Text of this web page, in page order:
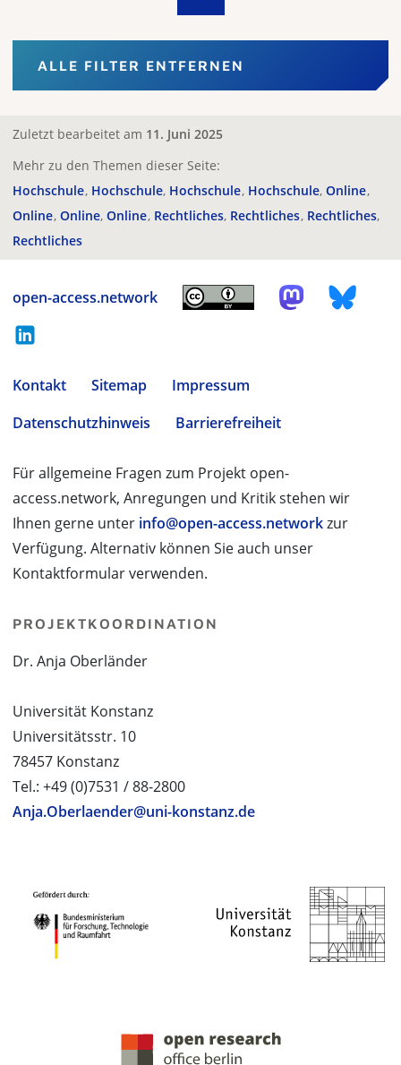
ALLE FILTER ENTFERNEN
Zuletzt bearbeitet am 11. Juni 2025
Mehr zu den Themen dieser Seite:
Hochschule Hochschule Hochschule Hochschule Online
Online Online Online Rechtliches Rechtliches Rechtliches
Rechtliches
open-access.network
Kontakt Sitemap
Impressum
Datenschutzhinweis
Barrierefreiheit
Für allgemeine Fragen zum Projekt open-
access.network, Anregungen und Kritik stehen wir
Ihnen gerne unter info@open-access.networkzur
Verfügung. Alternativ können Sie auch unser
Kontaktformular verwenden.
PROJEKTKOORDINATION
Dr. Anja Oberländer
Universität Konstanz
Universitätsstr. 10
78457 Konstanz
Tel.: +49 (0)7531 / 88-2800
Anja.Oberlaender@uni-konstanz.de